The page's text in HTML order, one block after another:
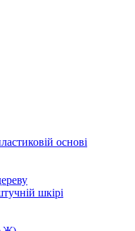
основі
шкірі